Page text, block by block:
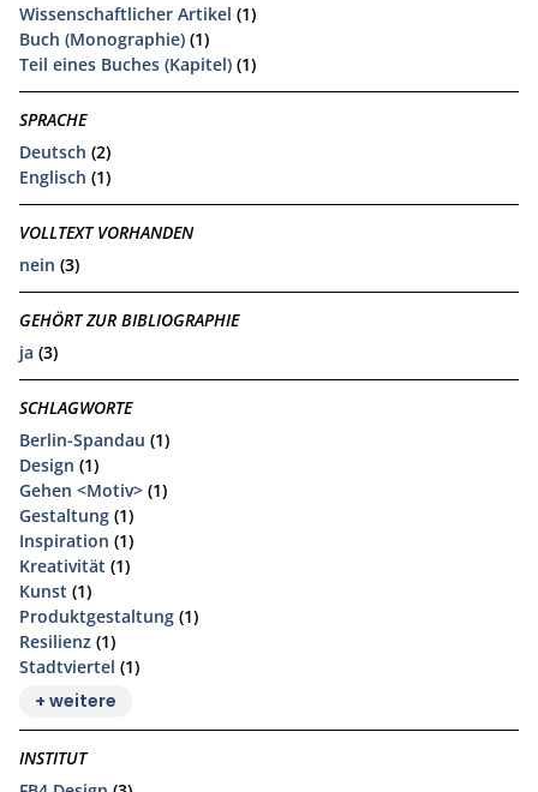
Wissenschaftlicher Artikel (1)
Buch (Monographie) (1)
Teil eines Buches (Kapitel) (1)
SPRACHE
Deutsch (2)
Englisch (1)
VOLLTEXT VORHANDEN
nein (3)
GEHÖRT ZUR BIBLIOGRAPHIE
ja (3)
SCHLAGWORTE
Berlin-Spandau (1)
Design (1)
Gehen <Motiv> (1)
Gestaltung (1)
Inspiration (1)
Kreativität (1)
Kunst (1)
Produktgestaltung (1)
Resilienz (1)
Stadtviertel (1)
+ weitere
INSTITUT